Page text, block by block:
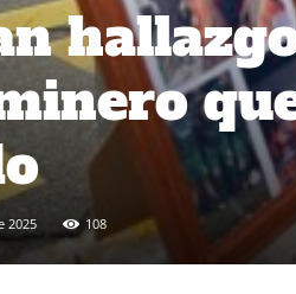
2025 108